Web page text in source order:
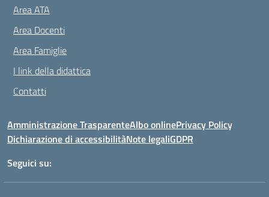
Area ATA
Area Docenti
Area Famiglie
I link della didattica
Contatti
Amministrazione TrasparenteAlbo onlinePrivacy Policy
Dichiarazione di accessibilitàNote legaliGDPR
Seguici su: